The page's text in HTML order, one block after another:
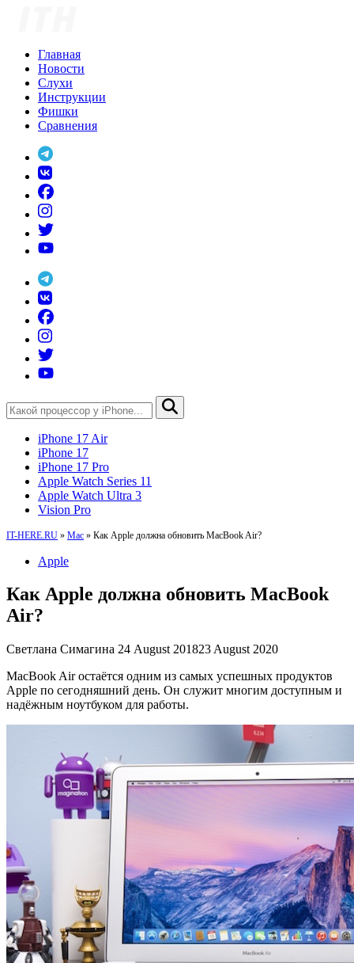
Главная
Новости
Слухи
Инструкции
Фишки
Сравнения
iPhone 17 Air
iPhone 17
iPhone 17 Pro
Apple Watch Series 11
Apple Watch Ultra 3
Vision Pro
IT-HERE.RU » Mac » Как Apple должна обновить MacBook Air?
Apple
Как Apple должна обновить MacBook
Air?
Светлана Симагина 24 August 201823 August 2020
MacBook Air остаётся одним из самых успешных продуктов
Apple по сегодняшний день. Он служит многим доступным и
надёжным ноутбуком для работы.